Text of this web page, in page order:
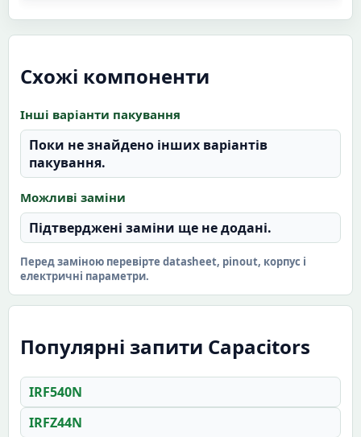
Схожі компоненти
Інші варіанти пакування
Поки не знайдено інших варіантів
пакування.
Можливі заміни
Підтверджені заміни ще не додані.
Перед заміною перевірте datasheet, pinout, корпус і
електричні параметри.
Популярні запити Capacitors
IRF540N
IRFZ44N